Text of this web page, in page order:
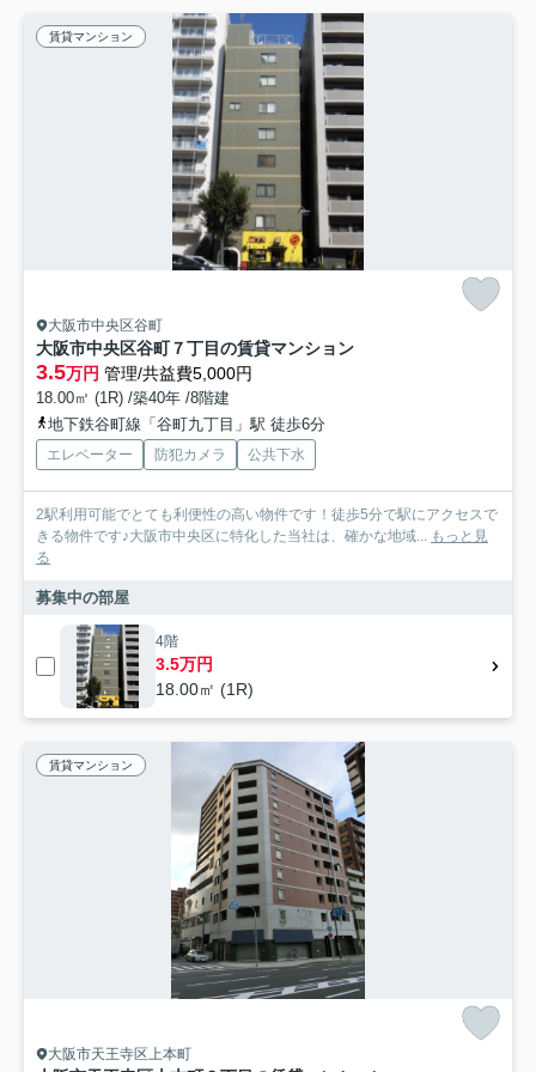
賃貸マンション
大阪市中央区谷町
大阪市中央区谷町７丁目の賃貸マンション
3.5万円 管理/共益費5,000円
18.00㎡ (1R) /築40年 /8階建
地下鉄谷町線「谷町九丁目」駅 徒歩6分
エレベーター 防犯カメラ 公共下水
2駅利用可能でとても利便性の高い物件です！徒歩5分で駅にアクセスで
きる物件です♪大阪市中央区に特化した当社は、確かな地域... もっと見
る
募集中の部屋
4階
3.5万円
18.00㎡ (1R)
賃貸マンション
大阪市天王寺区上本町